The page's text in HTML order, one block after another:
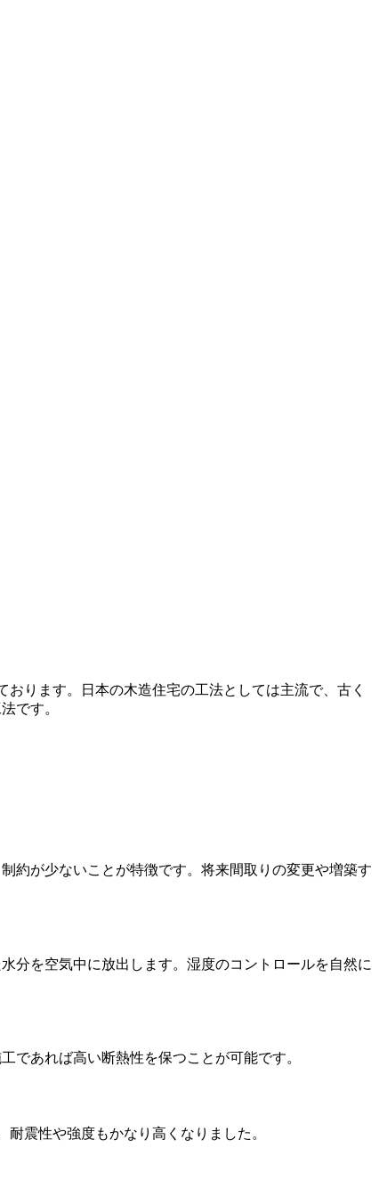
ります。日本の木造住宅の工法としては主流で、古く
です。
約が少ないことが特徴です。将来間取りの変更や増築す
分を空気中に放出します。湿度のコントロールを自然に
であれば高い断熱性を保つことが可能です。
震性や強度もかなり高くなりました。